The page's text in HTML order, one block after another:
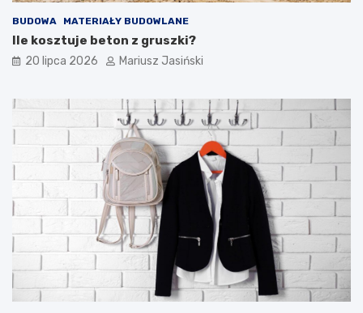
BUDOWA MATERIAŁY BUDOWLANE
Ile kosztuje beton z gruszki?
20 lipca 2026 Mariusz Jasiński